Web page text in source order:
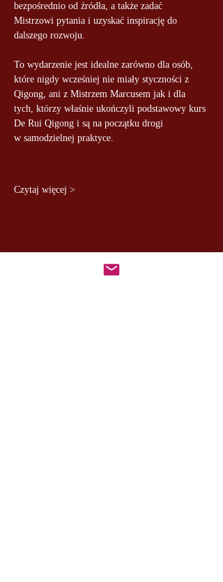
bezpośrednio od źródła, a także zadać
Mistrzowi pytania i uzyskać inspirację do
dalszego rozwoju.
To wydarzenie jest idealne zarówno dla osób,
które nigdy wcześniej nie miały styczności z
Qigong, ani z Mistrzem Marcusem jak i dla
tych, którzy właśnie ukończyli podstawowy kurs
De Rui Qigong i są na początku drogi
w samodzielnej praktyce.
Czytaj więcej >
udostępnij to wydarzenie